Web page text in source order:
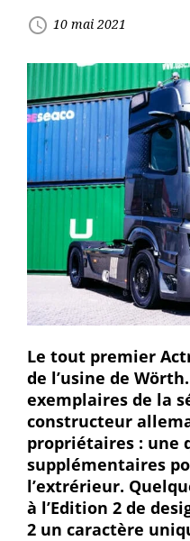
access_time 10 mai 2021
Le tout premier
de l’usine de
exemplaires de la
constructeur
propriétaires : une
supplémentaires
l’extrérieur.
à l’Edition 2 de
2 un caractère